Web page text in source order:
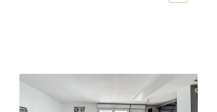
BORDEAUX 33
55,47 m
Ref : 26607